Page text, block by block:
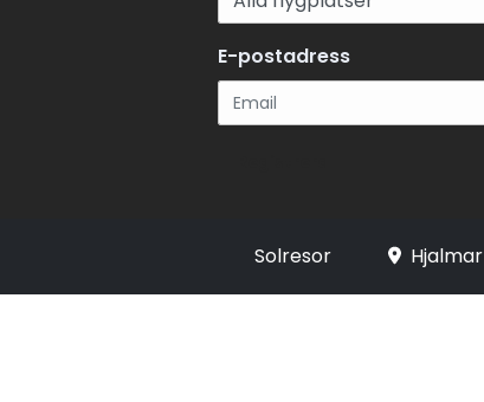
E-postadress
Solresor